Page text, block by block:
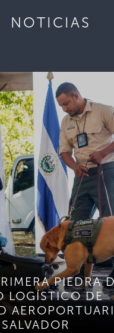
NOTICIAS
PIEDRA
LOGÍSTICO DE